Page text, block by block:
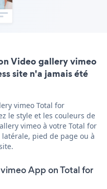
Video gallery vimeo
site n'a jamais été
vimeo Total for
le style et les couleurs de
vimeo à votre Total for
pied de page ou à
App on Total for